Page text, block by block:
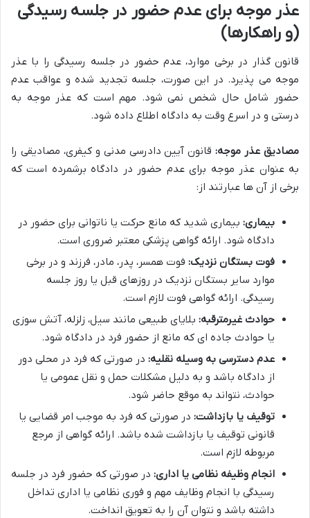
عذر موجه برای عدم حضور در جلسه رسیدگی
(و راهکارها)
قانون گذار در برخی موارد، عدم حضور در جلسه رسیدگی را با عذر
موجه می پذیرد. در این صورت، جلسه تجدید شده و عواقب عدم
حضور شامل حال شخص نمی شود. مهم است که عذر موجه به
درستی و در اسرع وقت به دادگاه اطلاع داده شود.
مصادیق عذر موجه:قانون آیین دادرسی مدنی و کیفری، مصادیقی را
به عنوان عذر موجه برای عدم حضور در دادگاه برشمرده است که
برخی از آن ها عبارتند از:
بیماری: بیماری شدید که مانع حرکت یا ناتوانی برای حضور در
دادگاه شود. ارائه گواهی پزشکی معتبر ضروری است.
فوت بستگان نزدیک: فوت همسر، پدر، مادر، فرزند و در برخی
موارد سایر بستگان نزدیک در روزهای قبل یا روز جلسه
رسیدگی. ارائه گواهی فوت لازم است.
حوادث غیرمترقبه: بلایای طبیعی مانند سیل، زلزله، آتش سوزی
یا حوادث جاده ای که مانع از حضور فرد در دادگاه شود.
عدم دسترسی به وسیله نقلیه: در صورتی که فرد در محلی دور
از دادگاه باشد و به دلیل مشکلات حمل و نقل عمومی یا
حوادث، نتواند به موقع حاضر شود.
توقیف یا بازداشت: در صورتی که فرد به موجب امر قضایی یا
قانونی توقیف یا بازداشت شده باشد. ارائه گواهی از مرجع
مربوطه لازم است.
انجام وظیفه نظامی یا اداری: در صورتی که حضور فرد در جلسه
رسیدگی با انجام وظایف مهم و فوری نظامی یا اداری تداخل
داشته باشد و نتوان آن را به تعویق انداخت.